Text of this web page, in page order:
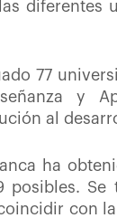
diferentes
77
y
al
ha
posibles.
con